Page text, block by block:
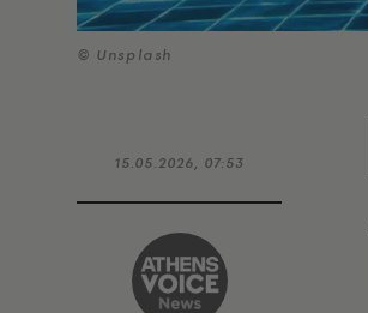
© Unsplash
15.05.2026, 07:53